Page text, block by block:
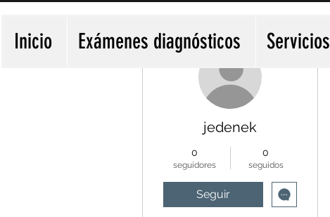
Inicio Exámenes diagnósticos Servicios
jedenek
0
seguidores
0
seguidos
Seguir
Más acciones